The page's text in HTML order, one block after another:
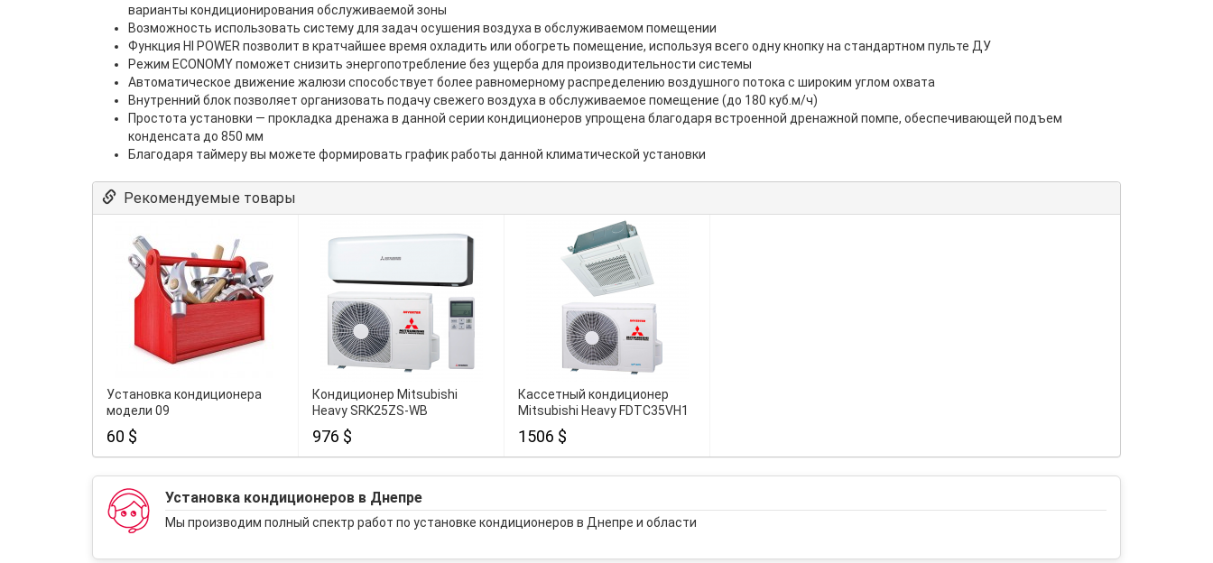
варианты кондиционирования обслуживаемой зоны
Возможность использовать систему для задач осушения воздуха в обслуживаемом помещении
Функция HI POWER позволит в кратчайшее время охладить или обогреть помещение, используя всего одну кнопку на стандартном пульте ДУ
Режим ECONOMY поможет снизить энергопотребление без ущерба для производительности системы
Автоматическое движение жалюзи способствует более равномерному распределению воздушного потока с широким углом охвата
Внутренний блок позволяет организовать подачу свежего воздуха в обслуживаемое помещение (до 180 куб.м/ч)
Простота установки — прокладка дренажа в данной серии кондиционеров упрощена благодаря встроенной дренажной помпе, обеспечивающей подъем
конденсата до 850 мм
Благодаря таймеру вы можете формировать график работы данной климатической установки
Рекомендуемые товары
Установка кондиционера
модели 09
60 $
Кондиционер Mitsubishi
Heavy SRK25ZS-WB
976 $
Кассетный кондиционер
Mitsubishi Heavy FDTC35VH1
1506 $
Установка кондиционеров в Днепре
Мы производим полный спектр работ по установке кондиционеров в Днепре и области